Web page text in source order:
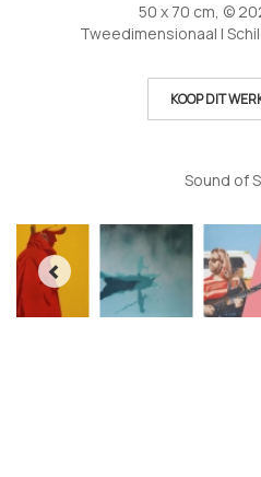
50 x 70 cm, ©
Tweedimensionaal |
KOOP DIT
Sound of